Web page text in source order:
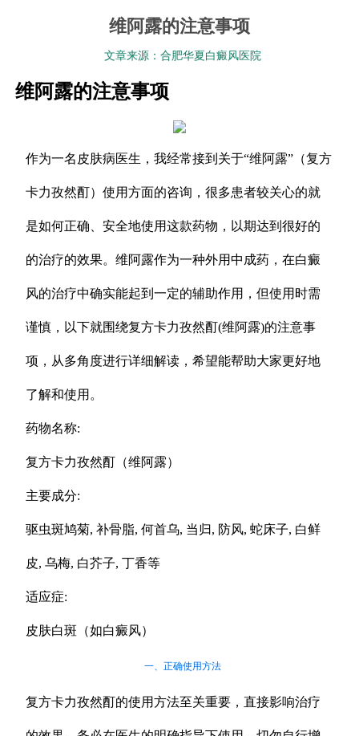
维阿露的注意事项
文章来源：合肥华夏白癜风医院
维阿露的注意事项
作为一名皮肤病医生，我经常接到关于“维阿露”（复方
卡力孜然酊）使用方面的咨询，很多患者较关心的就
是如何正确、安全地使用这款药物，以期达到很好的
的治疗的效果。维阿露作为一种外用中成药，在白癜
风的治疗中确实能起到一定的辅助作用，但使用时需
谨慎，以下就围绕复方卡力孜然酊(维阿露)的注意事
项，从多角度进行详细解读，希望能帮助大家更好地
了解和使用。
药物名称:
复方卡力孜然酊（维阿露）
主要成分:
驱虫斑鸠菊, 补骨脂, 何首乌, 当归, 防风, 蛇床子, 白鲜
皮, 乌梅, 白芥子, 丁香等
适应症:
皮肤白斑（如白癜风）
一、正确使用方法
复方卡力孜然酊的使用方法至关重要，直接影响治疗